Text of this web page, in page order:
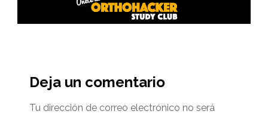
del
lector
Deja un comentario
Tu dirección de correo electrónico no será